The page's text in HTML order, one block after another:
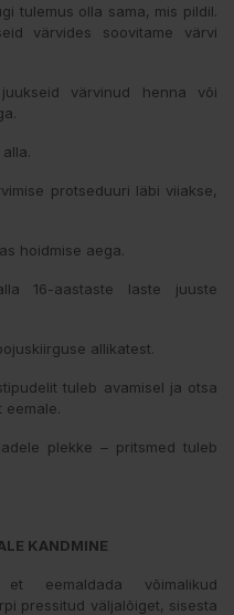
tulemus olla sama, mis pildil.
värvides soovitame värvi
värvinud henna või
protseduuri läbi viiakse,
hoidmise aega.
16-aastaste laste juuste
allikatest.
tuleb avamisel ja otsa
eemale.
plekke – pritsmed tuleb
KANDMINE
eemaldada võimalikud
pressitud väljalõiget, sisesta